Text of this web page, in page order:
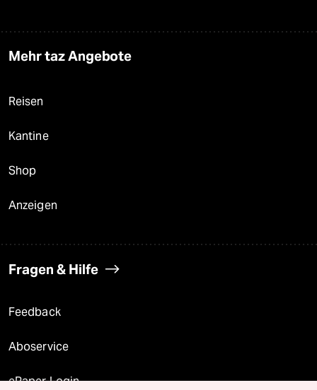
Mehr taz Angebote
Reisen
Kantine
Shop
Anzeigen
Fragen & Hilfe
Feedback
Aboservice
ePaper Login